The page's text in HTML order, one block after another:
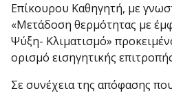
Επίκουρου Καθηγητή, με
«Μετάδοση θερμότητας με
Ψύξη- Κλιματισμό»
ορισμό εισηγητικής
Σε συνέχεια της απόφασης